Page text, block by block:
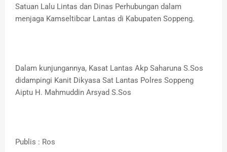
Satuan Lalu Lintas dan Dinas Perhubungan dalam
menjaga Kamseltibcar Lantas di Kabupaten Soppeng.
Dalam kunjungannya, Kasat Lantas Akp Saharuna S.Sos
didampingi Kanit Dikyasa Sat Lantas Polres Soppeng
Aiptu H. Mahmuddin Arsyad S.Sos
Publis : Ros